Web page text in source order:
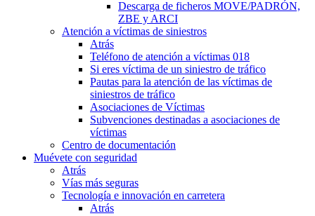
Descarga de ficheros MOVE/PADRÓN,
ZBE y ARCI
Atención a víctimas de siniestros
Atrás
Teléfono de atención a víctimas 018
Si eres víctima de un siniestro de tráfico
Pautas para la atención de las víctimas de
siniestros de tráfico
Asociaciones de Víctimas
Subvenciones destinadas a asociaciones de
víctimas
Centro de documentación
Muévete con seguridad
Atrás
Vías más seguras
Tecnología e innovación en carretera
Atrás